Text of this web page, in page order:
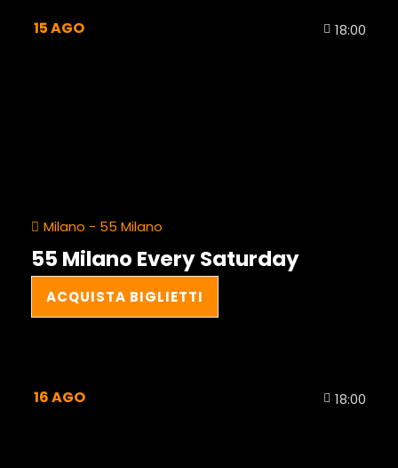
15AGO 18:00
Milano - 55 Milano
55 Milano Every Saturday
ACQUISTA BIGLIETTI
16AGO 18:00